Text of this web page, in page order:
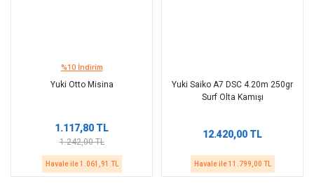
%10 İndirim
Yuki Otto Misina
1.117,80 TL
1.242,00 TL
Havale ile 1.061,91 TL
Yuki Saiko A7 DSC 4.20m 250gr
Surf Olta Kamışı
12.420,00 TL
Havale ile 11.799,00 TL